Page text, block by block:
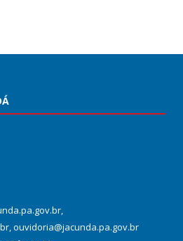
ouvidoria@jacunda.pa.gov.br